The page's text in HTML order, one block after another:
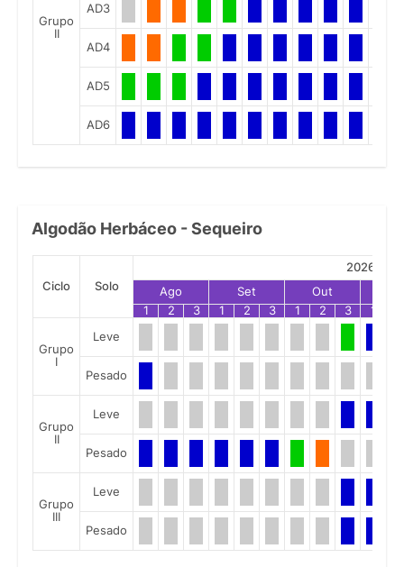
Grupo
II
AD3
AD4
AD5
AD6
Algodão Herbáceo - Sequeiro
Ciclo Solo
2026
Ago
Set Out
1
2 3 1 2 3 1 2 3 1
Grupo
I
Leve
Pesado
Grupo
II
Leve
Pesado
Grupo
III
Leve
Pesado